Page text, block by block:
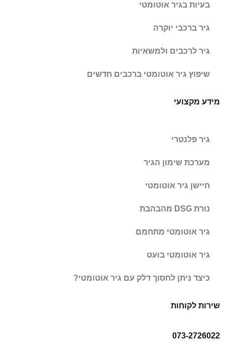
בעיות בגיר אוטומטי
גיר ברכבי יוקרה
גיר לרכבים ולמשאיות
שיפוץ גיר אוטומטי ברכבים חדשים
מידע מקצועי
גיר פלנטרי
מערכת שימון הגיר
חיישן גיר אוטומטי
נורת DSG מהבהבת
גיר אוטומטי מתחמם
גיר אוטומטי בועט
כיצד ניתן לחסוך דלק עם גיר אוטומטי?
שירות לקוחות
073-2726022